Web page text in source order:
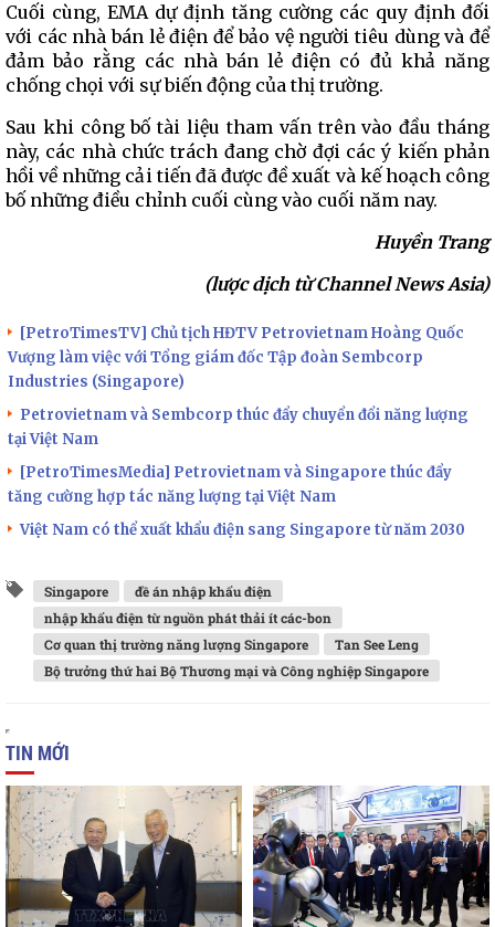
Cuối cùng, EMA dự định tăng cường các quy định đối
với các nhà bán lẻ điện để bảo vệ người tiêu dùng và để
đảm bảo rằng các nhà bán lẻ điện có đủ khả năng
chống chọi với sự biến động của thị trường.
Sau khi công bố tài liệu tham vấn trên vào đầu tháng
này, các nhà chức trách đang chờ đợi các ý kiến phản
hồi về những cải tiến đã được đề xuất và kế hoạch công
bố những điều chỉnh cuối cùng vào cuối năm nay.
Huyền Trang
(lược dịch từ Channel News Asia)
[PetroTimesTV] Chủ tịch HĐTV Petrovietnam Hoàng Quốc
Vượng làm việc với Tổng giám đốc Tập đoàn Sembcorp
Industries (Singapore)
Petrovietnam và Sembcorp thúc đẩy chuyển đổi năng lượng
tại Việt Nam
[PetroTimesMedia] Petrovietnam và Singapore thúc đẩy
tăng cường hợp tác năng lượng tại Việt Nam
Việt Nam có thể xuất khẩu điện sang Singapore từ năm 2030
Singapore
đề án nhập khẩu điện
nhập khẩu điện từ nguồn phát thải ít các-bon
Cơ quan thị trường năng lượng Singapore
Tan See Leng
Bộ trưởng thứ hai Bộ Thương mại và Công nghiệp Singapore
TIN MỚI